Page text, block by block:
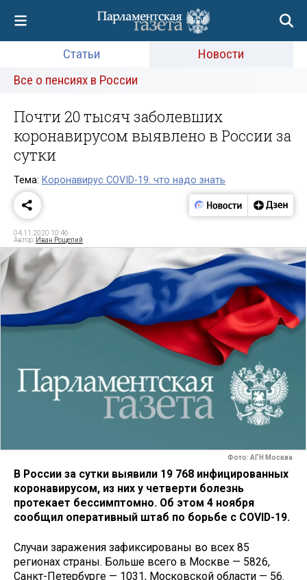
Статьи
Новости
Все о пенсиях в России
Почти 20 тысяч заболевших
коронавирусом выявлено в России за
сутки
Тема: Коронавирус COVID-19: что надо знать
04.11.2020 10:46
Автор: Иван Рощепий
Фото: АГН Москва
В России за сутки выявили 19 768 инфицированных
коронавирусом, из них у четверти болезнь
протекает бессимптомно. Об этом 4 ноября
сообщил оперативный штаб по борьбе с COVID-19.
Случаи заражения зафиксированы во всех 85
регионах страны. Больше всего в Москве — 5826,
Санкт-Петербурге — 1031, Московской области — 56.